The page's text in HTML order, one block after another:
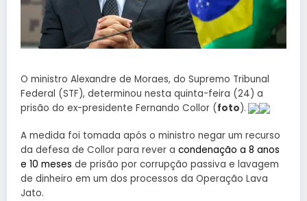
O ministro Alexandre de Moraes, do Supremo Tribunal
Federal (STF), determinou nesta quinta-feira (24) a
prisão do ex-presidente Fernando Collor (foto).
A medida foi tomada após o ministro negar um recurso
da defesa de Collor para rever a condenação a 8 anos
e 10 meses de prisão por corrupção passiva e lavagem
de dinheiro em um dos processos da Operação Lava
Jato.